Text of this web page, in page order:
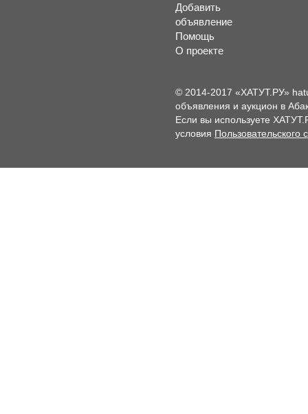
Добавить
объявление
Помощь
О проекте
© 2014-2017 «ХАТУТ.РУ»
объявления и аукцион в
Если вы используете
условия Пользовательского